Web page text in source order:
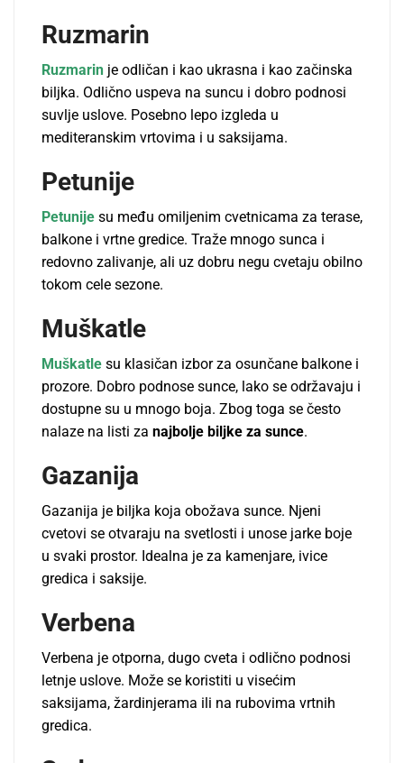
Ruzmarin
Ruzmarin je odličan i kao ukrasna i kao začinska
biljka. Odlično uspeva na suncu i dobro podnosi
suvlje uslove. Posebno lepo izgleda u
mediteranskim vrtovima i u saksijama.
Petunije
Petunije su među omiljenim cvetnicama za terase,
balkone i vrtne gredice. Traže mnogo sunca i
redovno zalivanje, ali uz dobru negu cvetaju obilno
tokom cele sezone.
Muškatle
Muškatle su klasičan izbor za osunčane balkone i
prozore. Dobro podnose sunce, lako se održavaju i
dostupne su u mnogo boja. Zbog toga se često
nalaze na listi za najbolje biljke za sunce.
Gazanija
Gazanija je biljka koja obožava sunce. Njeni
cvetovi se otvaraju na svetlosti i unose jarke boje
u svaki prostor. Idealna je za kamenjare, ivice
gredica i saksije.
Verbena
Verbena je otporna, dugo cveta i odlično podnosi
letnje uslove. Može se koristiti u visećim
saksijama, žardinjerama ili na rubovima vrtnih
gredica.